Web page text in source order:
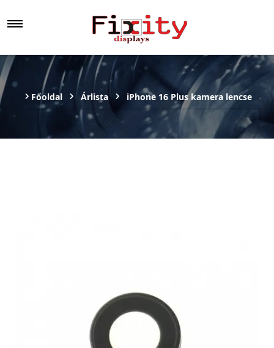
Főoldal Árlista iPhone 16 Plus kamera lencse